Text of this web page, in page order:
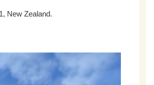
New Zealand.